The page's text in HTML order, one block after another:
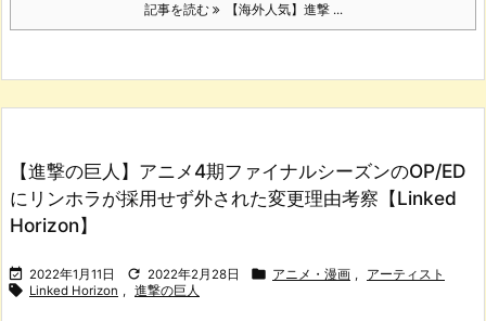
記事を読む 【海外人気】進撃 ...
【進撃の巨人】アニメ4期ファイナルシーズンのOP/ED
にリンホラが採用せず外された変更理由考察【Linked
Horizon】
 2022年1月11日  2022年2月28日  アニメ・漫画 , アーティスト
 Linked Horizon , 進撃の巨人